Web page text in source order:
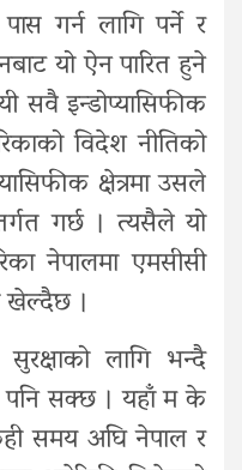
गर्न लागि पर्ने र
यो ऐन पारित हुने
सवै इन्डोप्यासिफीक
विदेश नीतिको
क्षेत्रमा उसले
गर्छ । त्यसैले यो
नेपालमा एमसीसी
खेल्दैछ ।
लागि भन्दै
पनि सक्छ । यहाँ म के
समय अघि नेपाल र